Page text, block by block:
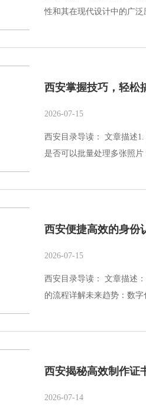
性和其在现代设计中的广泛
西安掌握技巧，轻
2026-07-15
西安目录导读： 文章描述
是否可以批量处理多张照片
西安便捷高效的身份
2026-07-15
西安目录导读： 文章描述
的流程详解未来趋势：数字
西安揭秘高效制作证
2026-07-14